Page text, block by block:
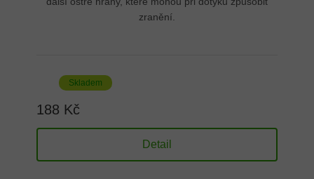
zranění.
Skladem
188 Kč
Detail